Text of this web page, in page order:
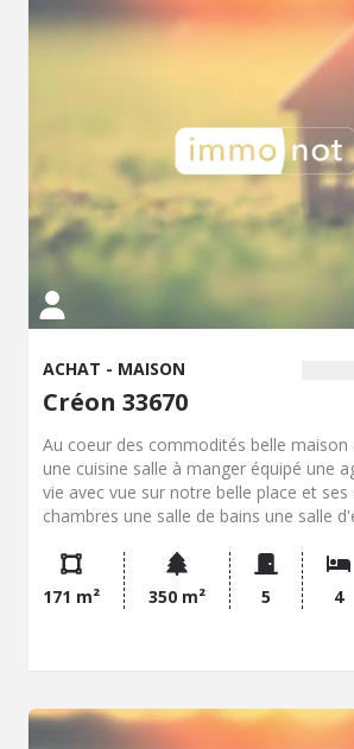
ACHAT - MAISON
Créon 33670
Au coeur des commodités belle
une cuisine salle à manger équipé une
vie avec vue sur notre belle place et ses
chambres une salle de bains une salle
volumes proposés sa situation
magnifique jardin avec dépendances
offrant de belles possibilités
171 m² 350 m² 5 4